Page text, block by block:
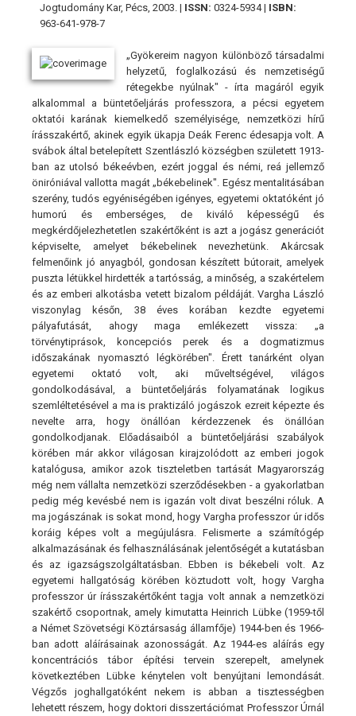
Jogtudomány Kar, Pécs, 2003. | ISSN: 0324-5934 | ISBN:
963-641-978-7
„Gyökereim nagyon különböző társadalmi
helyzetű, foglalkozású és nemzetiségű
rétegekbe nyúlnak" - írta magáról egyik
alkalommal a büntetőeljárás professzora, a pécsi egyetem
oktatói karának kiemelkedő személyisége, nemzetközi hírű
írásszakértő, akinek egyik ükapja Deák Ferenc édesapja volt. A
svábok által betelepített Szentlászló községben született 1913-
ban az utolsó békeévben, ezért joggal és némi, reá jellemző
öniróniával vallotta magát „békebelinek". Egész mentalitásában
szerény, tudós egyéniségében igényes, egyetemi oktatóként jó
humorú és emberséges, de kiváló képességű és
megkérdőjelezhetetlen szakértőként is azt a jogász generációt
képviselte, amelyet békebelinek nevezhetünk. Akárcsak
felmenőink jó anyagból, gondosan készített bútorait, amelyek
puszta létükkel hirdették a tartósság, a minőség, a szakértelem
és az emberi alkotásba vetett bizalom példáját. Vargha László
viszonylag későn, 38 éves korában kezdte egyetemi
pályafutását, ahogy maga emlékezett vissza: „a
törvénytiprások, koncepciós perek és a dogmatizmus
időszakának nyomasztó légkörében". Érett tanárként olyan
egyetemi oktató volt, aki műveltségével, világos
gondolkodásával, a büntetőeljárás folyamatának logikus
szemléltetésével a ma is praktizáló jogászok ezreit képezte és
nevelte arra, hogy önállóan kérdezzenek és önállóan
gondolkodjanak. Előadásaiból a büntetőeljárási szabályok
körében már akkor világosan kirajzolódott az emberi jogok
katalógusa, amikor azok tiszteletben tartását Magyarország
még nem vállalta nemzetközi szerződésekben - a gyakorlatban
pedig még kevésbé nem is igazán volt divat beszélni róluk. A
ma jogászának is sokat mond, hogy Vargha professzor úr idős
koráig képes volt a megújulásra. Felismerte a számítógép
alkalmazásának és felhasználásának jelentőségét a kutatásban
és az igazságszolgáltatásban. Ebben is békebeli volt. Az
egyetemi hallgatóság körében köztudott volt, hogy Vargha
professzor úr írásszakértőként tagja volt annak a nemzetközi
szakértő csoportnak, amely kimutatta Heinrich Lübke (1959-től
a Német Szövetségi Köztársaság államfője) 1944-ben és 1966-
ban adott aláírásainak azonosságát. Az 1944-es aláírás egy
koncentrációs tábor építési tervein szerepelt, amelynek
következtében Lübke kénytelen volt benyújtani lemondását.
Végzős joghallgatóként nekem is abban a tisztességben
lehetett részem, hogy doktori disszertációmat Professzor Úrnál